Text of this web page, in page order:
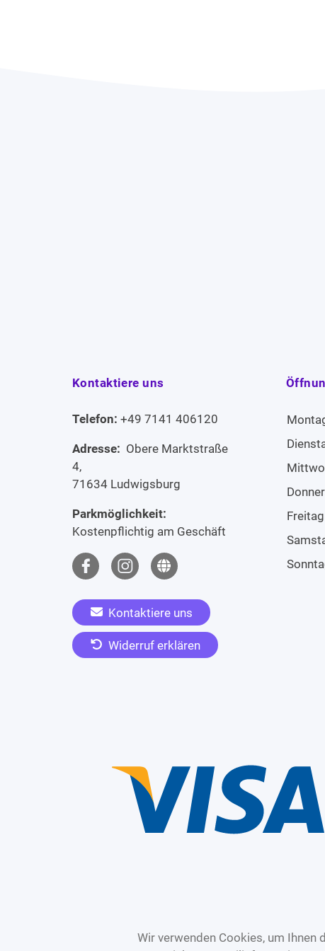
Kontaktiere uns
Telefon: +49 7141 406120
Adresse: Obere Marktstraße
4,
71634 Ludwigsburg
Parkmöglichkeit:
Kostenpflichtig am Geschäft
Kontaktiere uns
Widerruf erklären
Freitag
Wir verwenden Cookies, um